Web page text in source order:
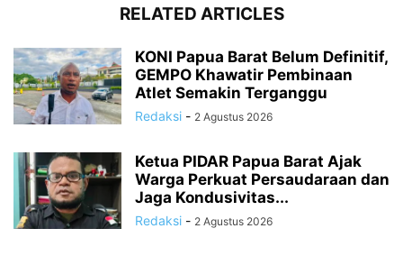
RELATED ARTICLES
KONI Papua Barat Belum Definitif,
GEMPO Khawatir Pembinaan
Atlet Semakin Terganggu
Redaksi - 2 Agustus 2026
Ketua PIDAR Papua Barat Ajak
Warga Perkuat Persaudaraan dan
Jaga Kondusivitas...
Redaksi - 2 Agustus 2026